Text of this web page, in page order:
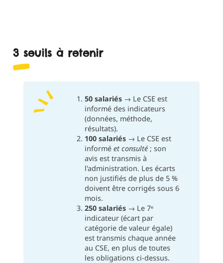
3 seuils à retenir
50 salariés → Le CSE est
informé des indicateurs
(données, méthode,
résultats).
100 salariés → Le CSE est
informéet consulté ; son
avis est transmis à
l'administration. Les écarts
non justifiés de plus de 5 %
doivent être corrigés sous 6
mois.
250 salariés → Le 7ᵉ
indicateur (écart par
catégorie de valeur égale)
est transmis chaque année
au CSE, en plus de toutes
les obligations ci-dessus.